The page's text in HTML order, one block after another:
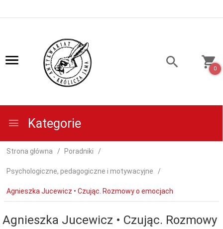
0
Kategorie
Strona główna Poradniki
Psychologiczne, pedagogiczne i motywacyjne
Agnieszka Jucewicz • Czując. Rozmowy o emocjach
Agnieszka Jucewicz • Czując. Rozmowy